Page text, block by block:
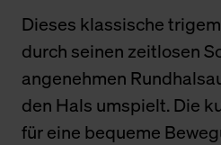
Dieses klassische
durch seinen zeitlosen
angenehmen
den Hals umspielt. Die
für eine bequeme